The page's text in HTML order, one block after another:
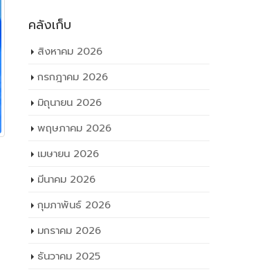
คลังเก็บ
สิงหาคม 2026
กรกฎาคม 2026
มิถุนายน 2026
พฤษภาคม 2026
เมษายน 2026
มีนาคม 2026
กุมภาพันธ์ 2026
มกราคม 2026
ธันวาคม 2025